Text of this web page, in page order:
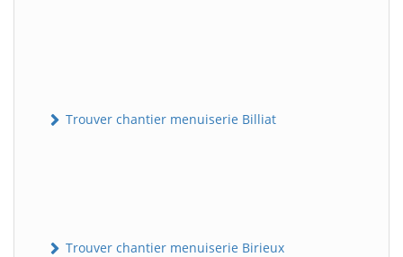
Trouver chantier menuiserie Billiat
Trouver chantier menuiserie Birieux